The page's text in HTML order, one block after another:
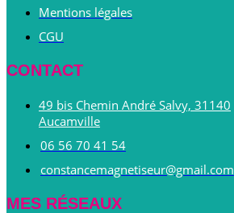
Mentions légales
CGU
CONTACT
49 bis Chemin André Salvy, 31140
Aucamville
06 56 70 41 54
constancemagnetiseur@gmail.com
MES RÉSEAUX